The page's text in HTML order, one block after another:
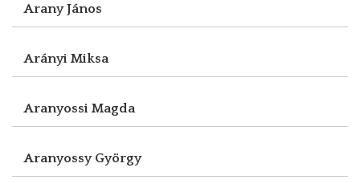
Arany János
Arányi Miksa
Aranyossi Magda
Aranyossy György